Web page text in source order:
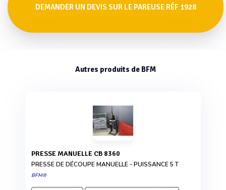
DEMANDER UN DEVIS SUR LE PAREUSE RÉF 1928
Autres produits de BFM
PRESSE MANUELLE CB 8360
PRESSE DE DÉCOUPE MANUELLE - PUISSANCE 5 T
BFM®